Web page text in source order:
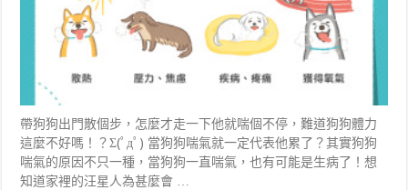
帶狗狗出門散個步，怎麼才走一下他就喘個不停，難道狗狗體力
這麼不好嗎！？Σ(ﾟдﾟ) 當狗狗喘氣就一定代表他累了？其實狗狗
喘氣的原因不只一種，當狗狗一直喘氣，也有可能是生病了！想
知道家裡的汪星人為甚麼會 …